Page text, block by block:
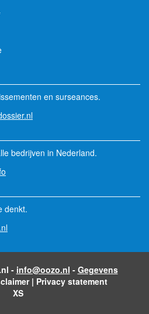
en surseances.
bedrijven in Nederland.
denkt.
- info@oozo.nl - Gegevens
| Privacy statement
XS